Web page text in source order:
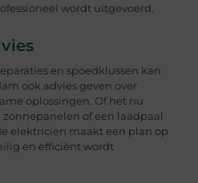
wordt uitgevoerd.
en spoedklussen kan
ook advies geven over
oplossingen. Of het nu
of een laadpaal
elektricien maakt een plan op
en efficiënt wordt